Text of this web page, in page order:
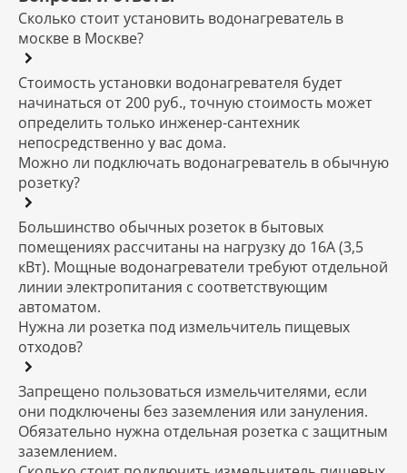
Сколько стоит установить водонагреватель в
москве в Москве?
Стоимость установки водонагревателя будет
начинаться от 200 руб., точную стоимость может
определить только инженер-сантехник
непосредственно у вас дома.
Можно ли подключать водонагреватель в обычную
розетку?
Большинство обычных розеток в бытовых
помещениях рассчитаны на нагрузку до 16А (3,5
кВт). Мощные водонагреватели требуют отдельной
линии электропитания с соответствующим
автоматом.
Нужна ли розетка под измельчитель пищевых
отходов?
Запрещено пользоваться измельчителями, если
они подключены без заземления или зануления.
Обязательно нужна отдельная розетка с защитным
заземлением.